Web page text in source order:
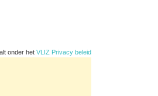
onder het VLIZ Privacy beleid